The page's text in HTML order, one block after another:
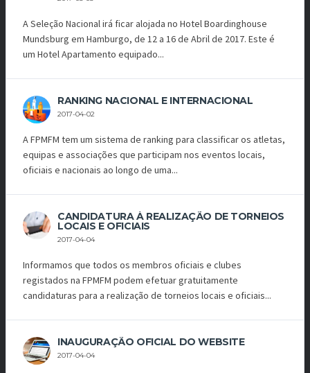
A Seleção Nacional irá ficar alojada no Hotel Boardinghouse
Mundsburg em Hamburgo, de 12 a 16 de Abril de 2017. Este é
um Hotel Apartamento equipado...
RANKING NACIONAL E INTERNACIONAL
2017-04-02
A FPMFM tem um sistema de ranking para classificar os atletas,
equipas e associações que participam nos eventos locais,
oficiais e nacionais ao longo de uma...
CANDIDATURA À REALIZAÇÃO DE TORNEIOS
LOCAIS E OFICIAIS
2017-04-04
Informamos que todos os membros oficiais e clubes
registados na FPMFM podem efetuar gratuitamente
candidaturas para a realização de torneios locais e oficiais...
INAUGURAÇÃO OFICIAL DO WEBSITE
2017-04-04